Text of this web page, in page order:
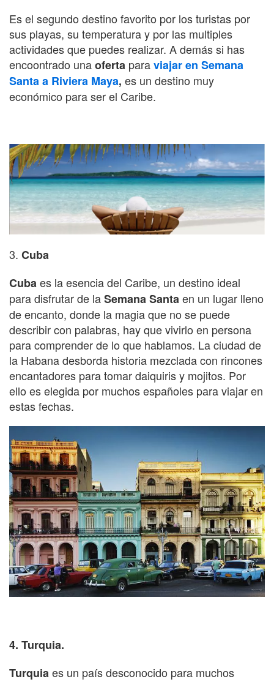
Es el segundo destino favorito por los turistas por
sus playas, su temperatura y por las multiples
actividades que puedes realizar. A demás si has
encoontrado unaoferta paraviajar en Semana
Santa a Riviera Maya, es un destino muy
económico para ser el Caribe.
3. Cuba
Cubaes la esencia del Caribe, un destino ideal
para disfrutar de laSemana Santaen un lugar lleno
de encanto, donde la magia que no se puede
describir con palabras, hay que vivirlo en persona
para comprender de lo que hablamos. La ciudad de
la Habana desborda historia mezclada con rincones
encantadores para tomar daiquiris y mojitos. Por
ello es elegida por muchos españoles para viajar en
estas fechas.
4. Turquia.
Turquiaes un país desconocido para muchos